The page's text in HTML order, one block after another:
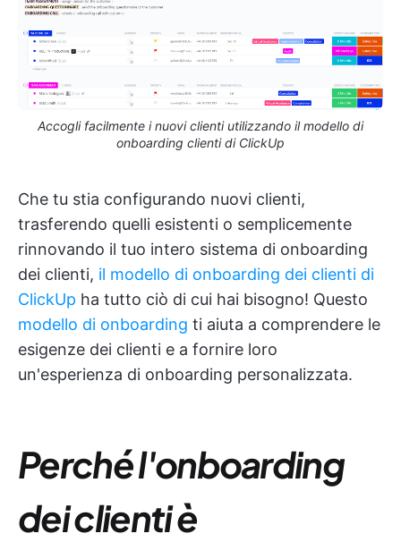
Accogli facilmente i nuovi clienti utilizzando il modello di
onboarding clienti di ClickUp
Che tu stia configurando nuovi clienti,
trasferendo quelli esistenti o semplicemente
rinnovando il tuo intero sistema di onboarding
dei clienti, il modello di onboarding dei clienti di
ClickUp ha tutto ciò di cui hai bisogno! Questo
modello di onboarding ti aiuta a comprendere le
esigenze dei clienti e a fornire loro
un'esperienza di onboarding personalizzata.
Perché l'onboarding
dei clienti è